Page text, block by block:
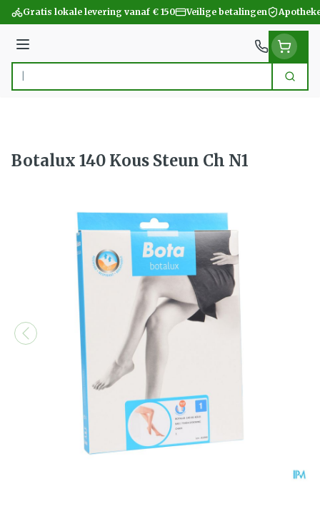
Ga naar de inhoud
Gratis lokale levering vanaf € 150 Veilige betalingen
Menu
Product, merk, categorie... Zoek
Botalux 140 Kous Steun Ch N1